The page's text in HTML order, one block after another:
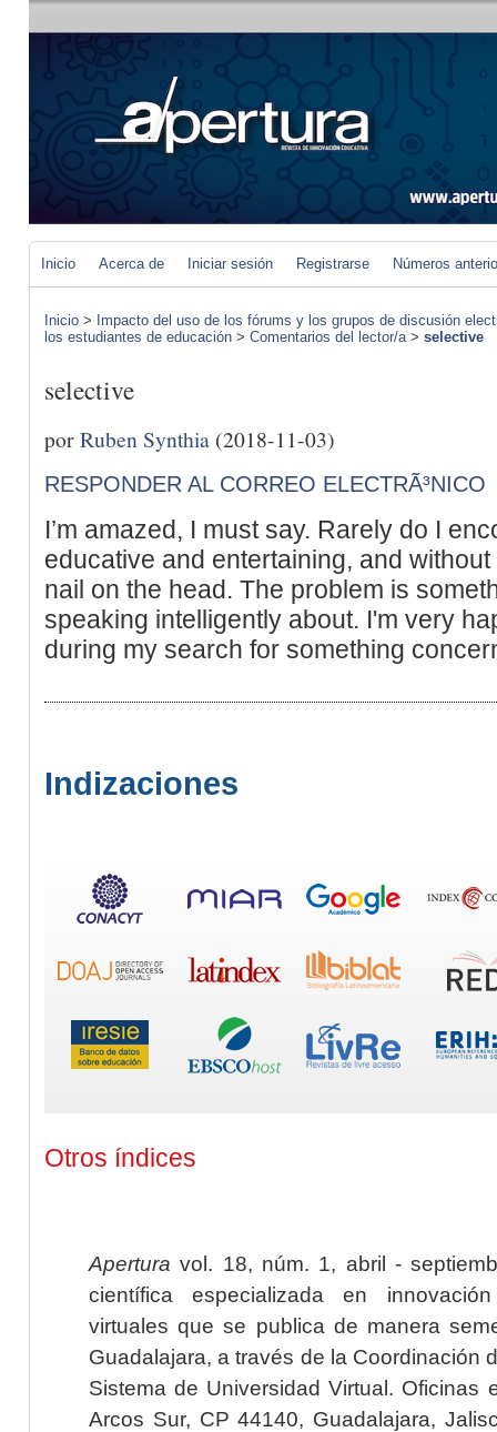
Inicio Acerca de Iniciar sesión Registrarse Números
Inicio > Impacto del uso de los fórums y los grupos de discusión
los estudiantes de educación > Comentarios del lector/a> selective
selective
porRuben Synthia (2018-11-03)
RESPONDER AL CORREO ELECTRÃ³NICO
I’m amazed, I must say. Rarely do I
educative and entertaining, and
nail on the head. The problem is
speaking intelligently about. I'm very
during my search for something
Indizaciones
Otros índices
Apertura vol. 18, núm. 1, abril -
científica especializada en
virtuales que se publica de manera
Guadalajara, a través de la Coordinación
Sistema de Universidad Virtual. Oficinas
Arcos Sur, CP 44140, Guadalajara,